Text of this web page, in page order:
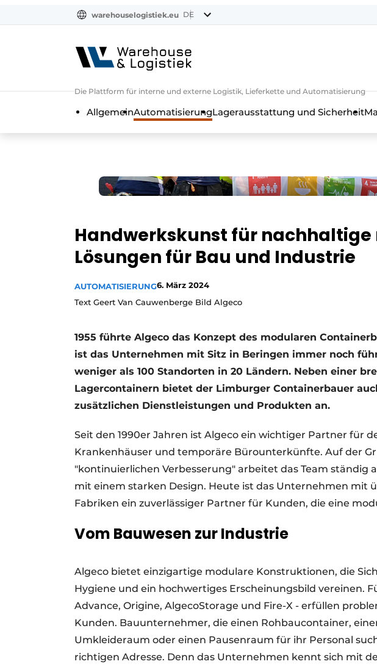
warehouselogistiek.eu DE
Die Plattform für interne und externe Logistik, Lieferkette und Automatisierung
AllgemeinAutomatisierungLagerausstattung und Sicherheit
Handwerkskunst für
Lösungen für Bau und Industrie
AUTOMATISIERUNG6. März 2024
Text Geert Van Cauwenberge Bild Algeco
1955 führte Algeco das Konzept des modularen
ist das Unternehmen mit Sitz in Beringen immer noch
weniger als 100 Standorten in 20 Ländern. Neben einer
Lagercontainern bietet der Limburger Containerbauer
zusätzlichen Dienstleistungen und Produkten an.
Seit den 1990er Jahren ist Algeco ein wichtiger Partner für
Krankenhäuser und temporäre Bürounterkünfte. Auf der
"kontinuierlichen Verbesserung" arbeitet das Team ständig
mit einem starken Design. Heute ist das Unternehmen mit
Fabriken ein zuverlässiger Partner für Kunden, die eine
Vom Bauwesen zur Industrie
Algeco bietet einzigartige modulare Konstruktionen, die
Hygiene und ein hochwertiges Erscheinungsbild vereinen.
Advance, Origine, AlgecoStorage und Fire-X - erfüllen
Kunden. Bauunternehmer, die einen Rohbaucontainer,
Umkleideraum oder einen Pausenraum für ihr Personal
richtigen Adresse. Denn das Unternehmen kennt sich mit